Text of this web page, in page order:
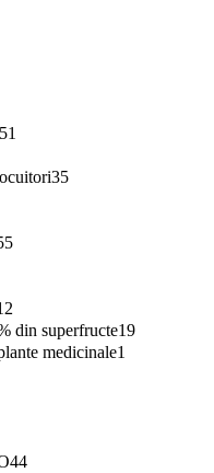
51
35
din superfructe19
medicinale1
44